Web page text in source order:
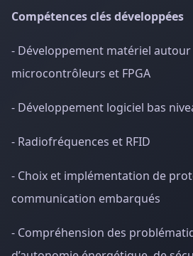
Compétences clés développées
- Développement matériel autour
microcontrôleurs et FPGA
- Développement logiciel bas
- Radiofréquences et RFID
- Choix et implémentation de
communication embarqués
- Compréhension des